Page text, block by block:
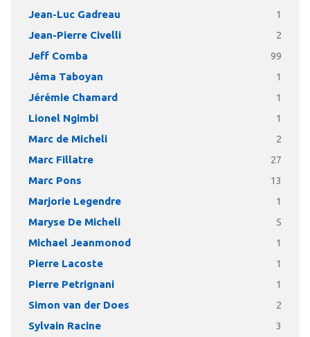
Jean-Luc Gadreau 1
Jean-Pierre Civelli 2
Jeff Comba 99
Jéma Taboyan 1
Jérémie Chamard 1
Lionel Ngimbi 1
Marc de Micheli 2
Marc Fillatre 27
Marc Pons 13
Marjorie Legendre 1
Maryse De Micheli 5
Michael Jeanmonod 1
Pierre Lacoste 1
Pierre Petrignani 1
Simon van der Does 2
Sylvain Racine 3